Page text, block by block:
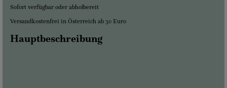
Sofort verfügbar oder abholbereit
Versandkostenfrei in Österreich ab 30 Euro
Hauptbeschreibung